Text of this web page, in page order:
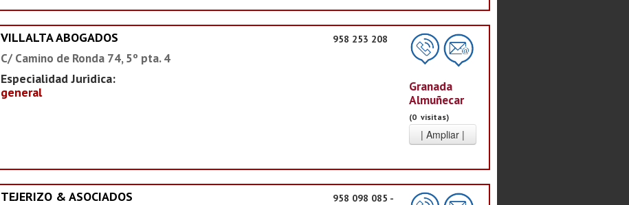
VILLALTA ABOGADOS
C/ Camino de Ronda 74, 5º pta. 4
Especialidad Juridica:
general
958 253 208
Granada
Almuñecar
(0 visitas)
TEJERIZO & ASOCIADOS
958 098 085 -